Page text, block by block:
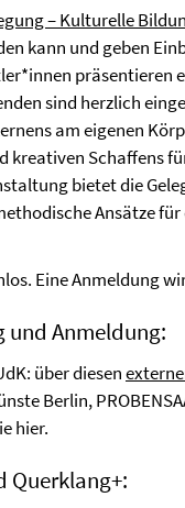
– Kulturelle
kann und geben
präsentieren
sind herzlich
am eigenen
kreativen Schaffens
bietet die
Ansätze
Eine Anmeldung
und Anmeldung:
über diesen
Berlin,
hier.
Querklang+: